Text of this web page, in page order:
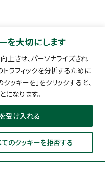
を大切にします
上させ、パーソナライズされ
ラフィックを分析するために
ッキーを」をクリックすると、
なります。
のクッキーを拒否する
受け入れる